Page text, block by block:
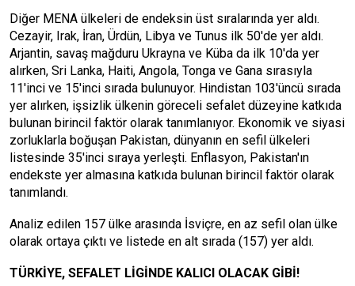
Diğer MENA ülkeleri de endeksin üst sıralarında yer aldı.
Cezayir, Irak, İran, Ürdün, Libya ve Tunus ilk 50'de yer aldı.
Arjantin, savaş mağduru Ukrayna ve Küba da ilk 10'da yer
alırken, Sri Lanka, Haiti, Angola, Tonga ve Gana sırasıyla
11'inci ve 15'inci sırada bulunuyor. Hindistan 103'üncü sırada
yer alırken, işsizlik ülkenin göreceli sefalet düzeyine katkıda
bulunan birincil faktör olarak tanımlanıyor. Ekonomik ve siyasi
zorluklarla boğuşan Pakistan, dünyanın en sefil ülkeleri
listesinde 35'inci sıraya yerleşti. Enflasyon, Pakistan'ın
endekste yer almasına katkıda bulunan birincil faktör olarak
tanımlandı.
Analiz edilen 157 ülke arasında İsviçre, en az sefil olan ülke
olarak ortaya çıktı ve listede en alt sırada (157) yer aldı.
TÜRKİYE, SEFALET LİGİNDE KALICI OLACAK GİBİ!